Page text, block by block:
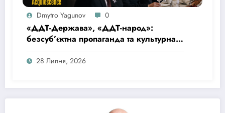
Dmytro Yagunov 0
«ДДТ-Держава», «ДДТ-народ»:
безсуб’єктна пропаганда та культурна
матриця імперської покірності
28 Липня, 2026